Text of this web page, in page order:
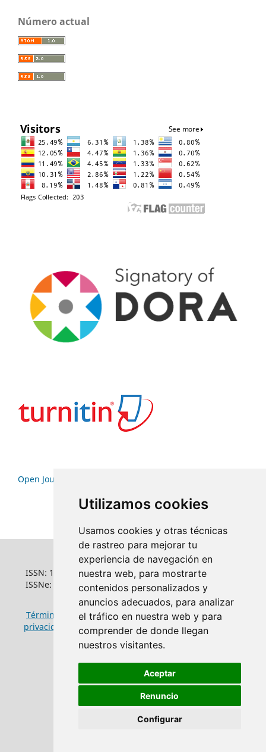
Utilizamos cookies
Usamos cookies y otras técnicas
de rastreo para mejorar tu
experiencia de navegación en
nuestra web, para mostrarte
contenidos personalizados y
anuncios adecuados, para analizar
el tráfico en nuestra web y para
comprender de donde llegan
nuestros visitantes.
Aceptar
Renuncio
Configurar
Número actual
Open Journal Systems
ISSN: 1022-6508
ISSNe: 1681-5653
Términos y condiciones de uso|Política de
privacidad
Política de cookies